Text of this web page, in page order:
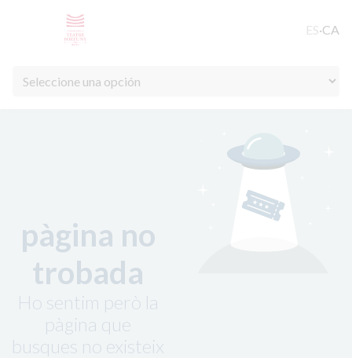
ES·CA
pàgina no
trobada
Ho sentim però la
pàgina que
busques no existeix